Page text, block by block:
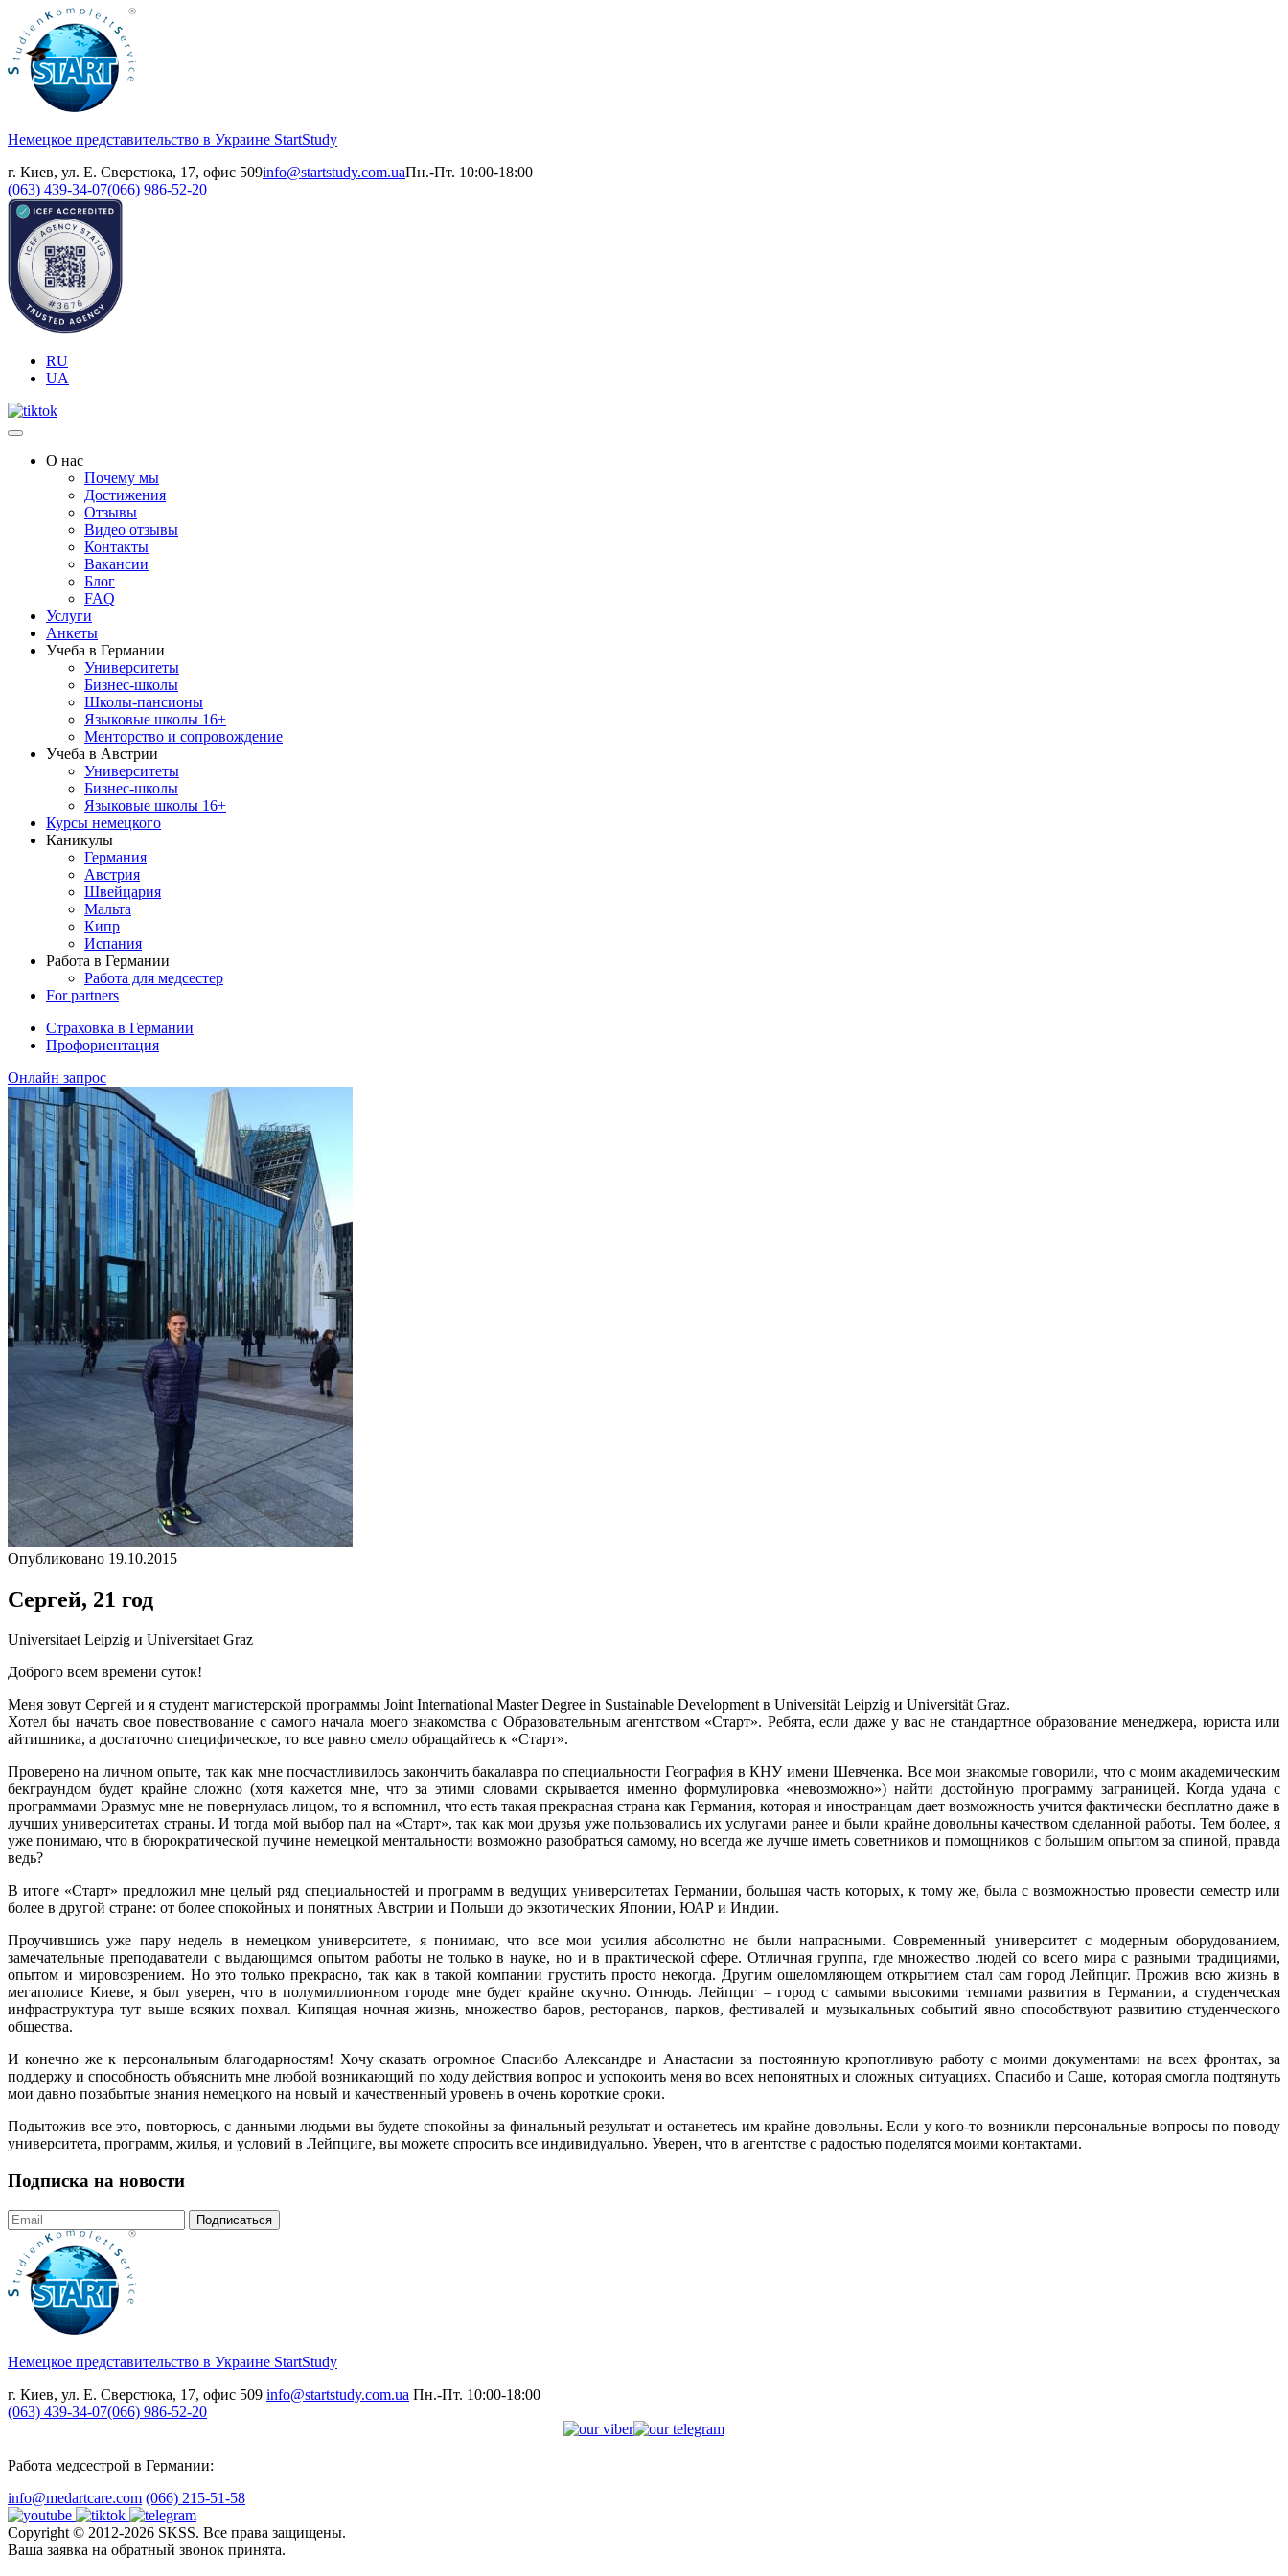
Немецкое представительство в Украине StartStudy
г. Киев, ул. Е. Сверстюка, 17, офис 509info@startstudy.com.uaПн.-Пт. 10:00-18:00
(063) 439-34-07(066) 986-52-20
RU
UA
О нас
Почему мы
Достижения
Отзывы
Видео отзывы
Контакты
Вакансии
Блог
FAQ
Услуги
Анкеты
Учеба в Германии
Университеты
Бизнес-школы
Школы-пансионы
Языковые школы 16+
Менторство и сопровождение
Учеба в Австрии
Университеты
Бизнес-школы
Языковые школы 16+
Курсы немецкого
Каникулы
Германия
Австрия
Швейцария
Мальта
Кипр
Испания
Работа в Германии
Работа для медсестер
For partners
Страховка в Германии
Профориентация
Онлайн запрос
Опубликовано 19.10.2015
Сергей, 21 год
Universitaet Leipzig и Universitaet Graz
Доброго всем времени суток!
Меня зовут Сергей и я студент магистерской программы Joint International Master Degree in Sustainable Development в Universität Leipzig и Universität Graz.
Хотел бы начать свое повествование с самого начала моего знакомства с Образовательным агентством «Старт». Ребята, если даже у вас не стандартное образование менеджера, юриста или
айтишника, а достаточно специфическое, то все равно смело обращайтесь к «Старт».
Проверено на личном опыте, так как мне посчастливилось закончить бакалавра по специальности География в КНУ имени Шевченка. Все мои знакомые говорили, что с моим академическим
бекграундом будет крайне сложно (хотя кажется мне, что за этими словами скрывается именно формулировка «невозможно») найти достойную программу заграницей. Когда удача с
программами Эразмус мне не повернулась лицом, то я вспомнил, что есть такая прекрасная страна как Германия, которая и иностранцам дает возможность учится фактически бесплатно даже в
лучших университетах страны. И тогда мой выбор пал на «Старт», так как мои друзья уже пользовались их услугами ранее и были крайне довольны качеством сделанной работы. Тем более, я
уже понимаю, что в бюрократической пучине немецкой ментальности возможно разобраться самому, но всегда же лучше иметь советников и помощников с большим опытом за спиной, правда
ведь?
В итоге «Старт» предложил мне целый ряд специальностей и программ в ведущих университетах Германии, большая часть которых, к тому же, была с возможностью провести семестр или
более в другой стране: от более спокойных и понятных Австрии и Польши до экзотических Японии, ЮАР и Индии.
Проучившись уже пару недель в немецком университете, я понимаю, что все мои усилия абсолютно не были напрасными. Современный университет с модерным оборудованием,
замечательные преподаватели с выдающимся опытом работы не только в науке, но и в практической сфере. Отличная группа, где множество людей со всего мира с разными традициями,
опытом и мировозрением. Но это только прекрасно, так как в такой компании грустить просто некогда. Другим ошеломляющем открытием стал сам город Лейпциг. Прожив всю жизнь в
мегаполисе Киеве, я был уверен, что в полумиллионном городе мне будет крайне скучно. Отнюдь. Лейпциг – город с самыми высокими темпами развития в Германии, а студенческая
инфраструктура тут выше всяких похвал. Кипящая ночная жизнь, множество баров, ресторанов, парков, фестивалей и музыкальных событий явно способствуют развитию студенческого
общества.
И конечно же к персональным благодарностям! Хочу сказать огромное Спасибо Александре и Анастасии за постоянную кропотливую работу с моими документами на всех фронтах, за
поддержу и способность объяснить мне любой возникающий по ходу действия вопрос и успокоить меня во всех непонятных и сложных ситуациях. Спасибо и Саше, которая смогла подтянуть
мои давно позабытые знания немецкого на новый и качественный уровень в очень короткие сроки.
Подытожив все это, повторюсь, с данными людьми вы будете спокойны за финальный результат и останетесь им крайне довольны. Если у кого-то возникли персональные вопросы по поводу
университета, программ, жилья, и условий в Лейпциге, вы можете спросить все индивидуально. Уверен, что в агентстве с радостью поделятся моими контактами.
Подписка на новости
Подписаться
Немецкое представительство в Украине StartStudy
г. Киев, ул. Е. Сверстюка, 17, офис 509 info@startstudy.com.ua Пн.-Пт. 10:00-18:00
(063) 439-34-07(066) 986-52-20
Работа медсестрой в Германии:
info@medartcare.com (066) 215-51-58
Copyright © 2012-2026 SKSS. Все права защищены.
Ваша заявка на обратный звонок принята.